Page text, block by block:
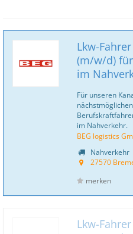
Lkw-
(m/w/d)
im
Für unseren
im Nahverkehr.
BEG logistics
Nahverkehr
27570
merken
Lkw-